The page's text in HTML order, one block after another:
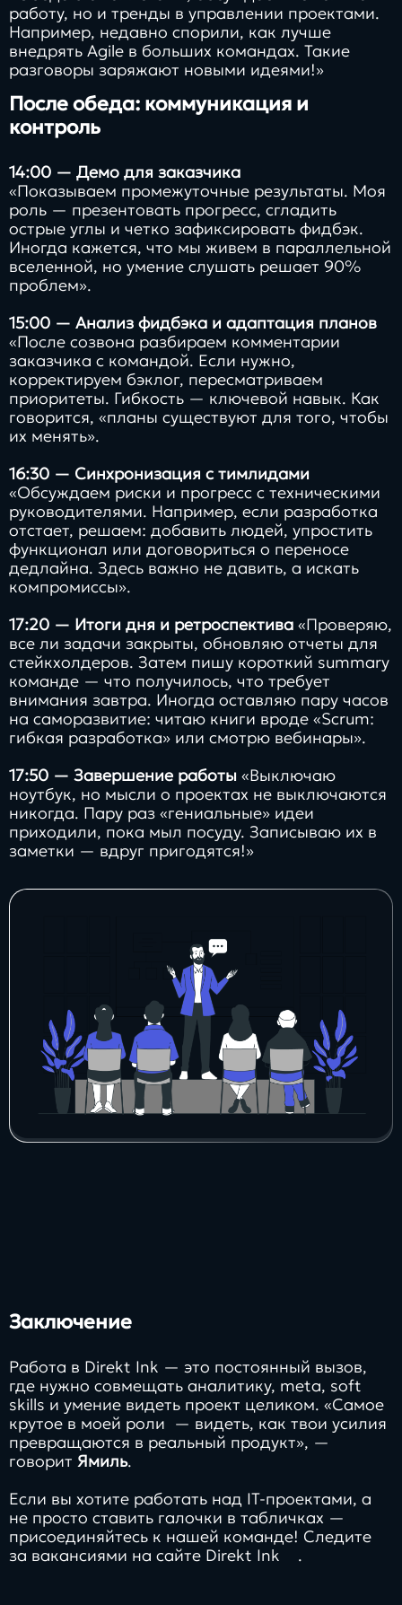
работу, но и тренды в управлении проектами.
Например, недавно спорили, как лучше
внедрять Agile в больших командах. Такие
разговоры заряжают новыми идеями!»
После обеда: коммуникация и
контроль
14:00 — Демо для заказчика
«Показываем промежуточные результаты. Моя
роль — презентовать прогресс, сгладить
острые углы и четко зафиксировать фидбэк.
Иногда кажется, что мы живем в параллельной
вселенной, но умение слушать решает 90%
проблем».
15:00 — Анализ фидбэка и адаптация планов
«После созвона разбираем комментарии
заказчика с командой. Если нужно,
корректируем бэклог, пересматриваем
приоритеты. Гибкость — ключевой навык. Как
говорится, «планы существуют для того, чтобы
их менять».
16:30 — Синхронизация с тимлидами
«Обсуждаем риски и прогресс с техническими
руководителями. Например, если разработка
отстает, решаем: добавить людей, упростить
функционал или договориться о переносе
дедлайна. Здесь важно не давить, а искать
компромиссы».
17:20 — Итоги дня и ретроспектива «Проверяю,
все ли задачи закрыты, обновляю отчеты для
стейкхолдеров. Затем пишу короткий summary
команде — что получилось, что требует
внимания завтра. Иногда оставляю пару часов
на саморазвитие: читаю книги вроде «Scrum:
гибкая разработка» или смотрю вебинары».
17:50 — Завершение работы «Выключаю
ноутбук, но мысли о проектах не выключаются
никогда. Пару раз «гениальные» идеи
приходили, пока мыл посуду. Записываю их в
заметки — вдруг пригодятся!»
Заключение
Работа в Direkt Ink — это постоянный вызов,
где нужно совмещать аналитику, meta, soft
skills и умение видеть проект целиком. «Самое
крутое в моей роли — видеть, как твои усилия
превращаются в реальный продукт», —
говорит Ямиль.
Если вы хотите работать над IT-проектами, а
не просто ставить галочки в табличках —
присоединяйтесь к нашей команде! Следите
за вакансиями на сайте Direkt Ink .